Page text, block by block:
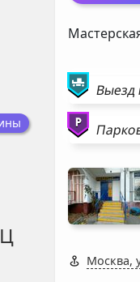
Выезд
Москва,